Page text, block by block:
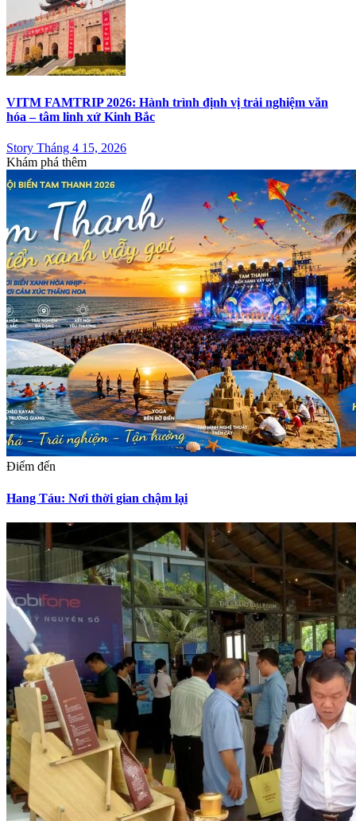
VITM FAMTRIP 2026: Hành trình định vị trải nghiệm văn
hóa – tâm linh xứ Kinh Bắc
Story Tháng 4 15, 2026
Khám phá thêm
Điểm đến
Hang Táu: Nơi thời gian chậm lại